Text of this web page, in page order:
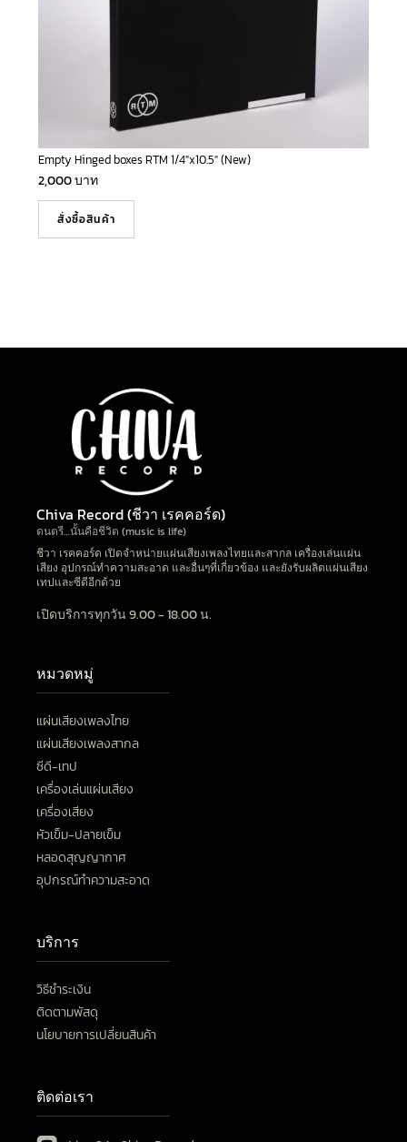
Empty Hinged boxes RTM 1/4″x10.5″ (New)
2,000บาท
สั่งซื้อสินค้า
Chiva Record (ชีวา เรคคอร์ด)
ดนตรี…นั้นคือชีวิต (music is life)
ชีวา เรคคอร์ด เปิดจำหน่ายแผ่นเสียงเพลงไทยและสากล เครื่องเล่นแผ่น
เสียง อุปกรณ์ทำความสะอาด และอื่นๆที่เกี่ยวข้อง และยังรับผลิตแผ่นเสียง
เทปและซีดีอีกด้วย
เปิดบริการทุกวัน 9.00 - 18.00 น.
หมวดหมู่
แผ่นเสียงเพลงไทย
แผ่นเสียงเพลงสากล
ซีดี-เทป
เครื่องเล่นแผ่นเสียง
เครื่องเสียง
หัวเข็ม-ปลายเข็ม
หลอดสุญญากาศ
อุปกรณ์ทำความสะอาด
บริการ
วิธีชำระเงิน
ติดตามพัสดุ
นโยบายการเปลี่ยนสินค้า
ติดต่อเรา